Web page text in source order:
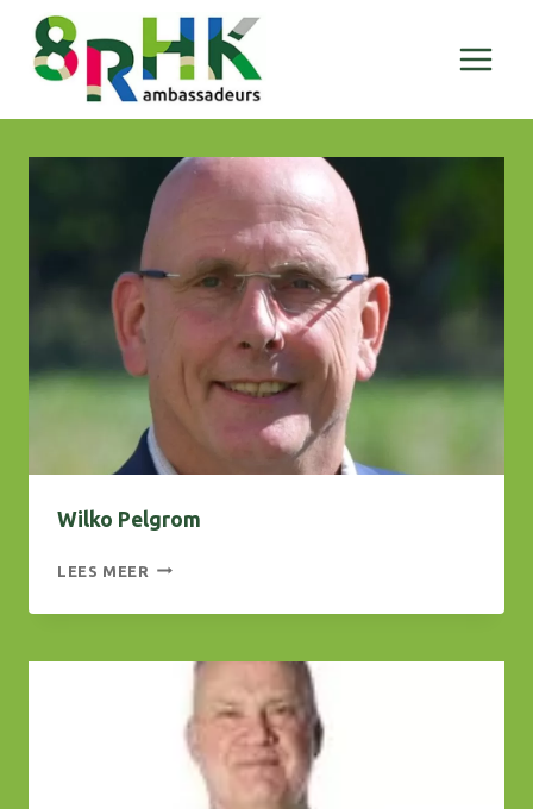
Doorgaan
naar
inhoud
Wilko Pelgrom
LEES MEER WILKO